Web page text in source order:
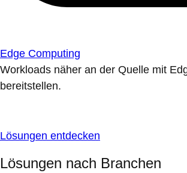
Edge Computing
Workloads näher an der Quelle mit
bereitstellen.
Lösungen entdecken
Lösungen nach Branchen